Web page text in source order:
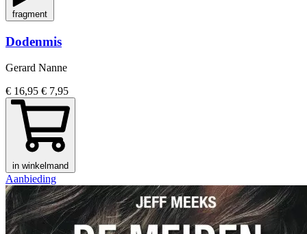
fragment
Dodenmis
Gerard Nanne
€ 16,95 € 7,95
in winkelmand
Aanbieding